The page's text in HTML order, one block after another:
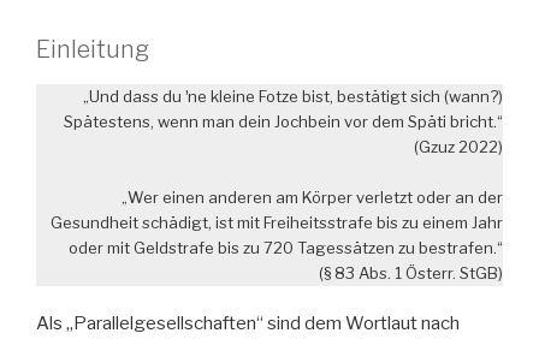
Einleitung
„Und dass du ʼne kleine Fotze bist, bestätigt sich (wann?)
Spätestens, wenn man dein Jochbein vor dem Späti bricht.“
(Gzuz 2022)
„Wer einen anderen am Körper verletzt oder an der
Gesundheit schädigt, ist mit Freiheitsstrafe bis zu einem Jahr
oder mit Geldstrafe bis zu 720 Tagessätzen zu bestrafen.“
(§ 83 Abs. 1 Österr. StGB)
Als „Parallelgesellschaften“ sind dem Wortlaut nach